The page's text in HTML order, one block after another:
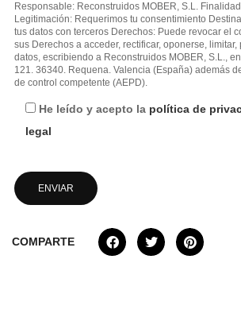
Responsable: Reconstruidos MOBER, S.L.
Legitimación: Requerimos tu consentimiento
tus datos con terceros Derechos: Puede revocar el
sus Derechos a acceder, rectificar, oponerse,
datos, escribiendo a Reconstruidos MOBER, S.L.,
121. 36340. Requena. Valencia (España) además
de control competente (AEPD).
He leído y acepto la política de
legal
COMPARTE